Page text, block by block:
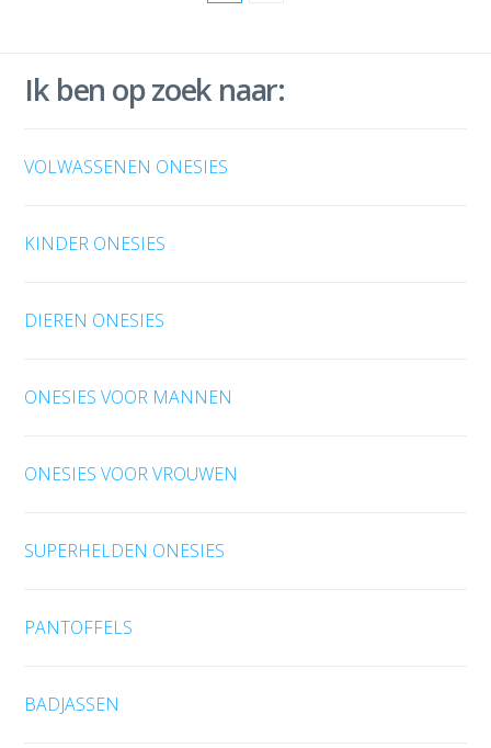
Ik ben op zoek naar:
VOLWASSENEN ONESIES
KINDER ONESIES
DIEREN ONESIES
ONESIES VOOR MANNEN
ONESIES VOOR VROUWEN
SUPERHELDEN ONESIES
PANTOFFELS
BADJASSEN